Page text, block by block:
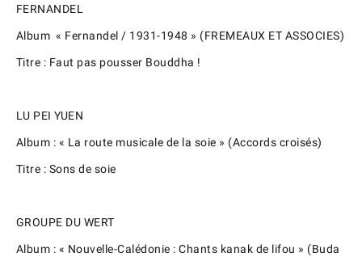
FERNANDEL
Album « Fernandel / 1931-1948 » (FREMEAUX ET ASSOCIES)
Titre : Faut pas pousser Bouddha !
LU PEI YUEN
Album : « La route musicale de la soie » (Accords croisés)
Titre : Sons de soie
GROUPE DU WERT
Album : « Nouvelle-Calédonie : Chants kanak de lifou » (Buda